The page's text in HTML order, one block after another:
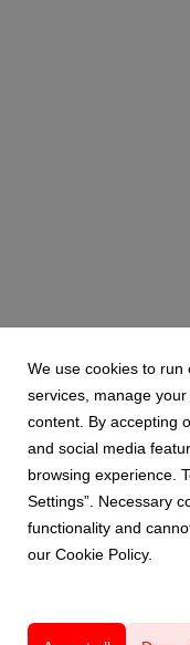
We use cookies to
services, manage
content. By accepting
and social media
browsing experience.
Settings”. Necessary
functionality and
our Cookie Policy.